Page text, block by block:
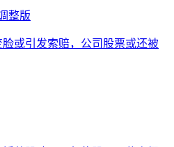
整版
或引发索赔，公司股票或还被